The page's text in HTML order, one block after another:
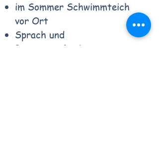
im Sommer Schwimmteich
vor Ort
Sprach und
Bewegungsförderung